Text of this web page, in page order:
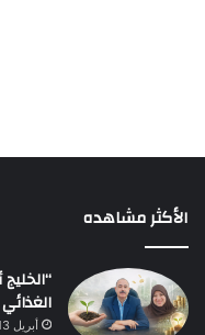
الأكثر مشاهده
أبريل 13, 2026